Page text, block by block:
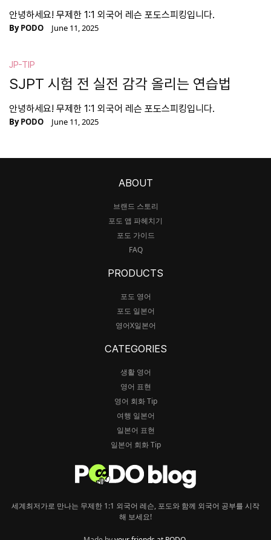
안녕하세요! 무제한 1:1 외국어 레슨 포도스피킹입니다.
ByPODO June 11, 2025
JP-TIP
SJPT 시험 전 실전 감각 올리는 연습법
안녕하세요! 무제한 1:1 외국어 레슨 포도스피킹입니다.
ByPODO June 11, 2025
ABOUT
브랜드 스토리
포도 앱 파헤치기
포도 가이드
FAQ
PRODUCTS
포도 영어
포도 일본어
영어X일본어
CATEGORIES
생활 영어
영어 표현
영어 회화 Tip
여행 일본어
일본어 표현
일본어 회화 Tip
세계최저가로 만나는 무제한 1:1 외국어 레슨, 포도와 함께 외국어 공부를 시작
해 보세요!